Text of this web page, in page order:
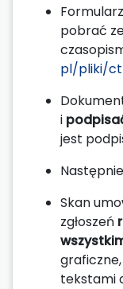
pobrać
pl/pliki/
i
jest
Skan
zgłoszeń
tekstami